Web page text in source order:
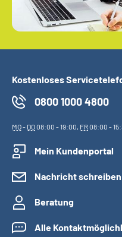
Kostenloses
0800 1000 4800
MO- DO08:00 - 19:00, FR08:00 -
Mein Kundenportal
Nachricht schreiben
Beratung
Alle